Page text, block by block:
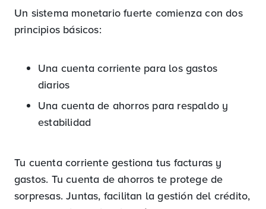
Un sistema monetario fuerte comienza con dos
principios básicos:
Una cuenta corriente para los gastos
diarios
Una cuenta de ahorros para respaldo y
estabilidad
Tu cuenta corriente gestiona tus facturas y
gastos. Tu cuenta de ahorros te protege de
sorpresas. Juntas, facilitan la gestión del crédito,